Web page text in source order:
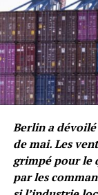
Berlin a
de mai. Les
grimpé pour le
par les